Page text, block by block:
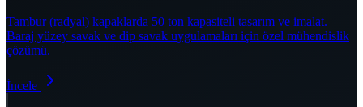
Tambur (radyal) kapaklarda 50 ton kapasiteli tasarım ve imalat.
Baraj yüzey savak ve dip savak uygulamaları için özel mühendislik
çözümü.
İncele